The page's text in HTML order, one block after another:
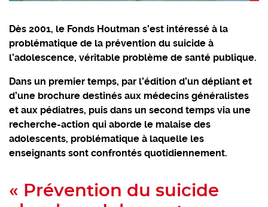
Dès 2001, le Fonds Houtman s’est intéressé à la
problématique de la prévention du suicide à
l’adolescence, véritable problème de santé publique.
Dans un premier temps, par l’édition d’un dépliant et
d’une brochure destinés aux médecins généralistes
et aux pédiatres, puis dans un second temps via une
recherche-action qui aborde le malaise des
adolescents, problématique à laquelle les
enseignants sont confrontés quotidiennement.
« Prévention du suicide